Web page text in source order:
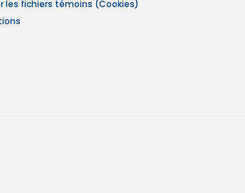
les fichiers témoins (Cookies)